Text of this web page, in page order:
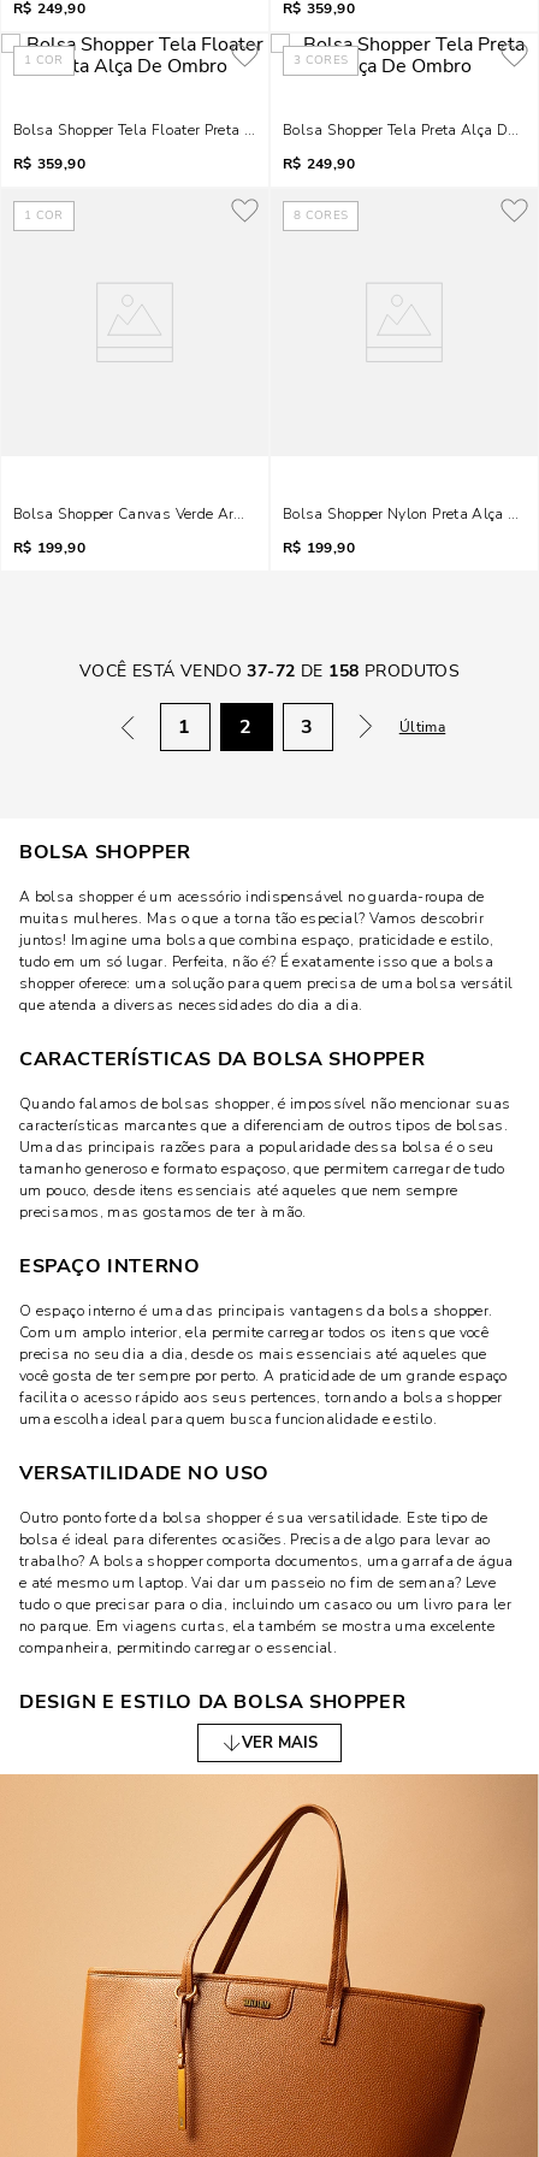
R$ 249,90 R$ 359,90
1 COR
Bolsa Shopper Tela Floater Preta Alça De Ombro
R$ 359,90
3 CORES
Bolsa Shopper Tela Preta Alça De
R$ 249,90
1 COR
Bolsa Shopper Canvas Verde Army Alça De Ombro
R$ 199,90
8 CORES
Bolsa Shopper Nylon Preta Alça De
R$ 199,90
VOCÊ ESTÁ VENDO 37-72 DE 158 PRODUTOS
1 2 3 Última
BOLSA SHOPPER
A bolsa shopper é um acessório indispensável no guarda-roupa de
muitas mulheres. Mas o que a torna tão especial? Vamos descobrir
juntos! Imagine uma bolsa que combina espaço, praticidade e estilo,
tudo em um só lugar. Perfeita, não é? É exatamente isso que a bolsa
shopper oferece: uma solução para quem precisa de uma bolsa versátil
que atenda a diversas necessidades do dia a dia.
CARACTERÍSTICAS DA BOLSA SHOPPER
Quando falamos de bolsas shopper, é impossível não mencionar suas
características marcantes que a diferenciam de outros tipos de bolsas.
Uma das principais razões para a popularidade dessa bolsa é o seu
tamanho generoso e formato espaçoso, que permitem carregar de tudo
um pouco, desde itens essenciais até aqueles que nem sempre
precisamos, mas gostamos de ter à mão.
ESPAÇO INTERNO
O espaço interno é uma das principais vantagens da bolsa shopper.
Com um amplo interior, ela permite carregar todos os itens que você
precisa no seu dia a dia, desde os mais essenciais até aqueles que
você gosta de ter sempre por perto. A praticidade de um grande espaço
facilita o acesso rápido aos seus pertences, tornando a bolsa shopper
uma escolha ideal para quem busca funcionalidade e estilo.
VERSATILIDADE NO USO
Outro ponto forte da bolsa shopper é sua versatilidade. Este tipo de
bolsa é ideal para diferentes ocasiões. Precisa de algo para levar ao
trabalho? A bolsa shopper comporta documentos, uma garrafa de água
e até mesmo um laptop. Vai dar um passeio no fim de semana? Leve
tudo o que precisar para o dia, incluindo um casaco ou um livro para ler
no parque. Em viagens curtas, ela também se mostra uma excelente
companheira, permitindo carregar o essencial.
DESIGN E ESTILO DA BOLSA SHOPPER
O design da bolsa shopper é outro aspecto que atrai muitas mulheres.
Disponível em uma variedade de estilos, ela se adapta facilmente a
oferecendo um visual mais formal, enquanto outras têm um design
mais maleável, perfeito para um look casual e descontraído.
As cores das bolsas shopper variam muito, o que é ótimo para quem
gosta de variar ou precisa combinar a bolsa com diferentes outfits.
Desde tons neutros como preto e marrom, que são super versáteis e até
cores vibrantes, há opções para todos os estilos.
FORMATOS E TAMANHOS
As bolsas shopper também vêm em diversos formatos e tamanhos.
Existem as opções menores, ideais para quem prefere carregar menos
coisas, e as opções maiores, que são perfeitas para quem gosta de
VER MAIS